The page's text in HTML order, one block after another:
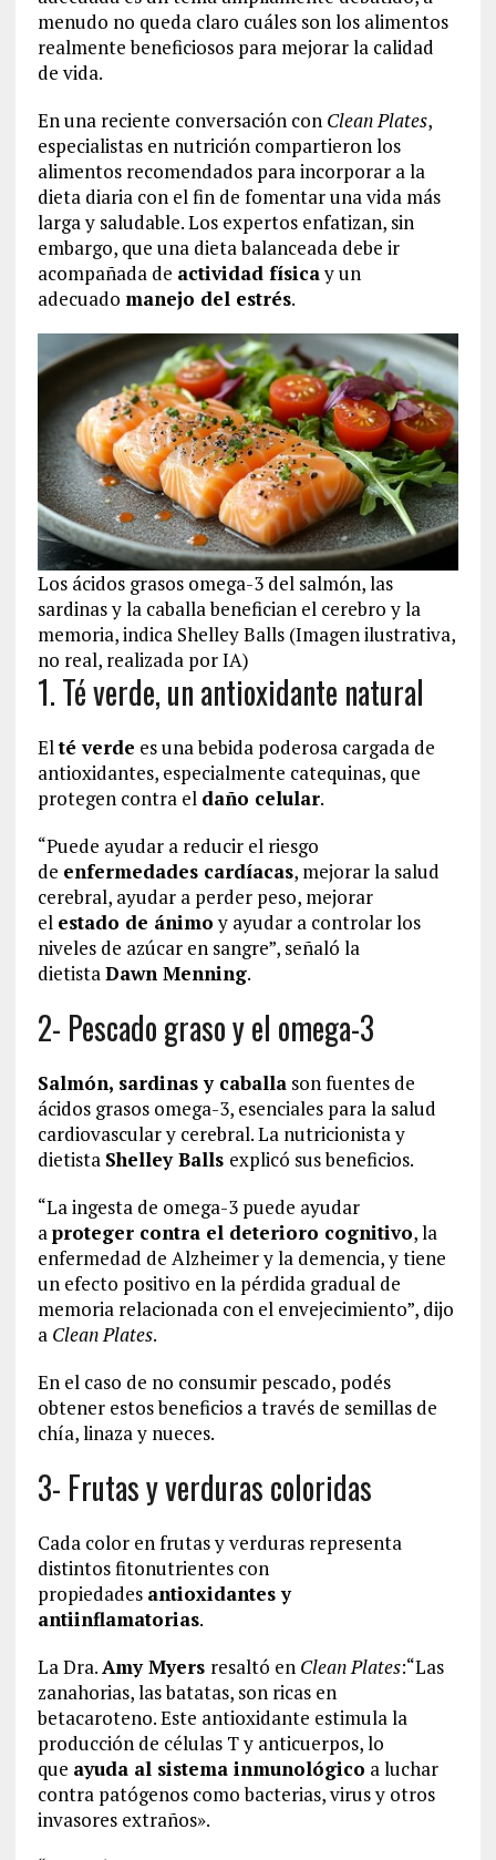
menudo no queda claro cuáles son los alimentos
realmente beneficiosos para mejorar la calidad
de vida.
En una reciente conversación con Clean Plates,
especialistas en nutrición compartieron los
alimentos recomendados para incorporar a la
dieta diaria con el fin de fomentar una vida más
larga y saludable. Los expertos enfatizan, sin
embargo, que una dieta balanceada debe ir
acompañada de actividad físicay un
adecuado manejo del estrés.
Los ácidos grasos omega-3 del salmón, las
sardinas y la caballa benefician el cerebro y la
memoria, indica Shelley Balls (Imagen ilustrativa,
no real, realizada por IA)
1. Té verde, un antioxidante natural
Elté verde es una bebida poderosa cargada de
antioxidantes, especialmente catequinas, que
protegen contra el daño celular.
“Puede ayudar a reducir el riesgo
de enfermedades cardíacas, mejorar la salud
cerebral, ayudar a perder peso, mejorar
el estado de ánimoy ayudar a controlar los
niveles de azúcar en sangre”, señaló la
dietistaDawn Menning.
2- Pescado graso y el omega-3
Salmón, sardinas y caballason fuentes de
ácidos grasos omega-3, esenciales para la salud
cardiovascular y cerebral. La nutricionista y
dietista Shelley Balls explicó sus beneficios.
“La ingesta de omega-3 puede ayudar
aproteger contra el deterioro cognitivo, la
enfermedad de Alzheimer y la demencia, y tiene
un efecto positivo en la pérdida gradual de
memoria relacionada con el envejecimiento”, dijo
a Clean Plates.
En el caso de no consumir pescado, podés
obtener estos beneficios a través de semillas de
chía, linaza y nueces.
3- Frutas y verduras coloridas
Cada color en frutas y verduras representa
distintos fitonutrientes con
propiedades antioxidantes y
antiinflamatorias.
La Dra.Amy Myers resaltó en Clean Plates:“Las
zanahorias, las batatas, son ricas en
betacaroteno. Este antioxidante estimula la
producción de células T y anticuerpos, lo
que ayuda al sistema inmunológico a luchar
contra patógenos como bacterias, virus y otros
invasores extraños».